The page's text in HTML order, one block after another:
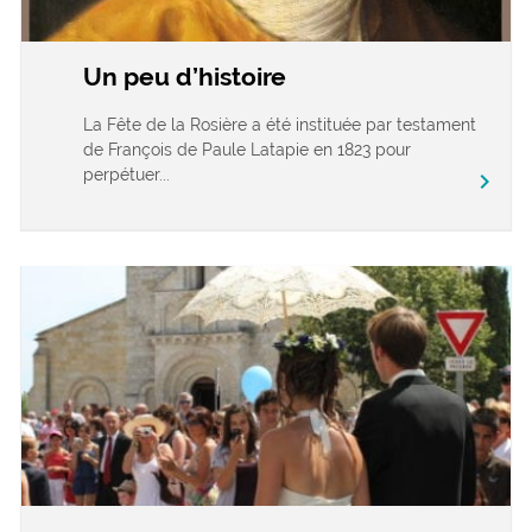
Un peu d’histoire
La Fête de la Rosière a été instituée par testament
de François de Paule Latapie en 1823 pour
perpétuer...
chevron_right